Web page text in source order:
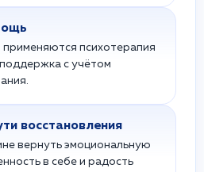
применяются психотерапия
с учётом
восстановления
вернуть эмоциональную
в себе и радость